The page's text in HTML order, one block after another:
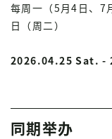
每周一（5月4日、7
日（周二）
2026.04.25 Sat. -
同期举办